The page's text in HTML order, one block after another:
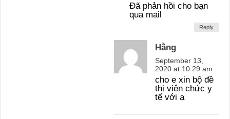
Đã phản hồi cho bạn
qua mail
Reply
Hằng
September 13,
2020 at 10:29 am
cho e xin bộ đề
thi viên chức y
tế với ạ